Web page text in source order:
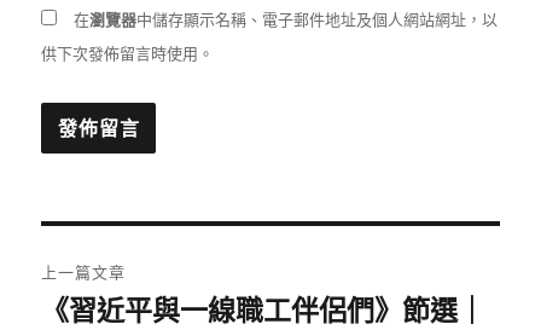
在瀏覽器中儲存顯示名稱、電子郵件地址及個人網站網址，以
供下次發佈留言時使用。
章
上一篇文章
上《習近平與一線職工伴侶們》節選｜